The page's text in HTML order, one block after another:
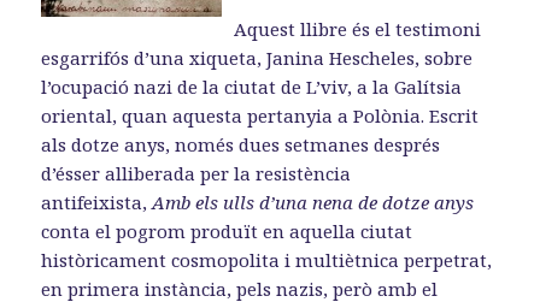
Aquest llibre és el testimoni
esgarrifós d’una xiqueta, Janina Hescheles, sobre
l’ocupació nazi de la ciutat de L’viv, a la Galítsia
oriental, quan aquesta pertanyia a Polònia. Escrit
als dotze anys, només dues setmanes després
d’ésser alliberada per la resistència
antifeixista,Amb els ulls d’una nena de dotze anys
conta el pogrom produït en aquella ciutat
històricament cosmopolita i multiètnica perpetrat,
en primera instància, pels nazis, però amb el